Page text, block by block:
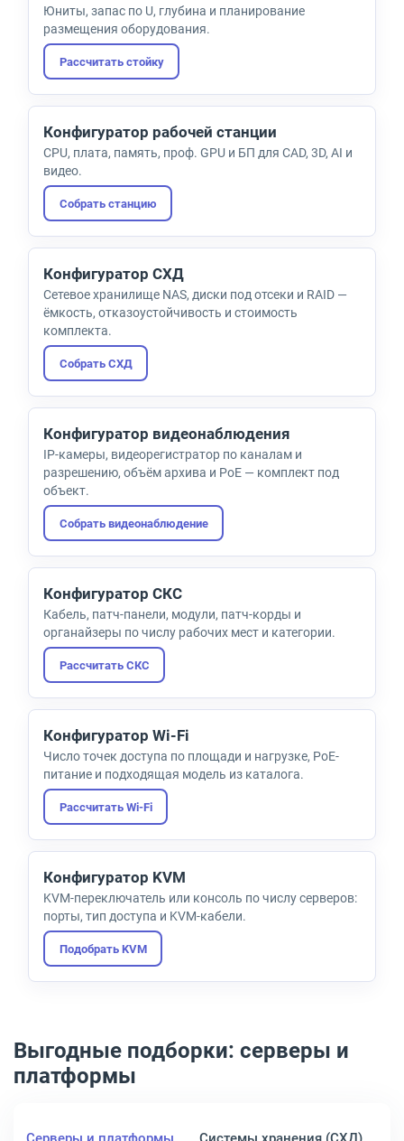
Юниты, запас по U, глубина и планирование
размещения оборудования.
Рассчитать стойку
Конфигуратор рабочей станции
CPU, плата, память, проф. GPU и БП для CAD, 3D, AI и
видео.
Собрать станцию
Конфигуратор СХД
Сетевое хранилище NAS, диски под отсеки и RAID —
ёмкость, отказоустойчивость и стоимость
комплекта.
Собрать СХД
Конфигуратор видеонаблюдения
IP-камеры, видеорегистратор по каналам и
разрешению, объём архива и PoE — комплект под
объект.
Собрать видеонаблюдение
Конфигуратор СКС
Кабель, патч-панели, модули, патч-корды и
органайзеры по числу рабочих мест и категории.
Рассчитать СКС
Конфигуратор Wi-Fi
Число точек доступа по площади и нагрузке, PoE-
питание и подходящая модель из каталога.
Рассчитать Wi-Fi
Конфигуратор KVM
KVM-переключатель или консоль по числу серверов:
порты, тип доступа и KVM-кабели.
Подобрать KVM
Выгодные подборки: серверы и
платформы